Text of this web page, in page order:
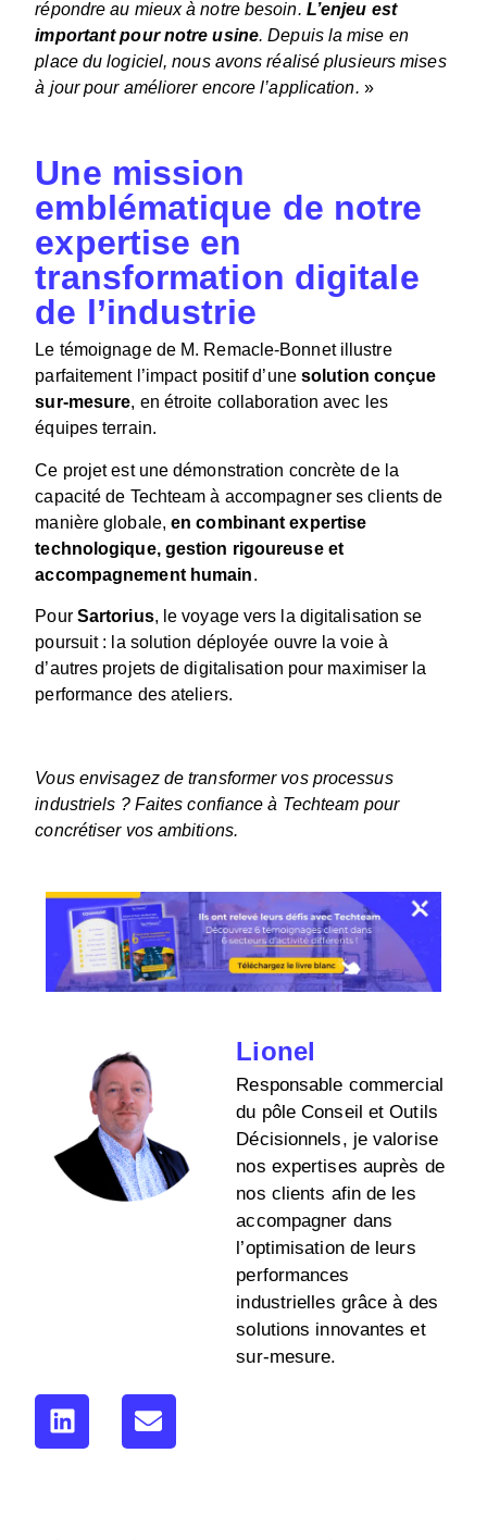
répondre au mieux à notre besoin. L’enjeu est
important pour notre usine. Depuis la mise en
place du logiciel, nous avons réalisé plusieurs mises
à jour pour améliorer encore l’application. »
Une mission
emblématique de notre
expertise en
transformation digitale
de l’industrie
Le témoignage de M. Remacle-Bonnet illustre
parfaitement l’impact positif d’une solution conçue
sur-mesure, en étroite collaboration avec les
équipes terrain.
Ce projet est une démonstration concrète de la
capacité de Techteam à accompagner ses clients de
manière globale,en combinant expertise
technologique, gestion rigoureuse et
accompagnement humain.
Pour Sartorius, le voyage vers la digitalisation se
poursuit : la solution déployée ouvre la voie à
d’autres projets de digitalisation pour maximiser la
performance des ateliers.
Vous envisagez de transformer vos processus
industriels ? Faites confiance à Techteam pour
concrétiser vos ambitions.
Lionel
Responsable commercial
du pôle Conseil et Outils
Décisionnels, je valorise
nos expertises auprès de
nos clients afin de les
accompagner dans
l’optimisation de leurs
performances
industrielles grâce à des
solutions innovantes et
sur-mesure.